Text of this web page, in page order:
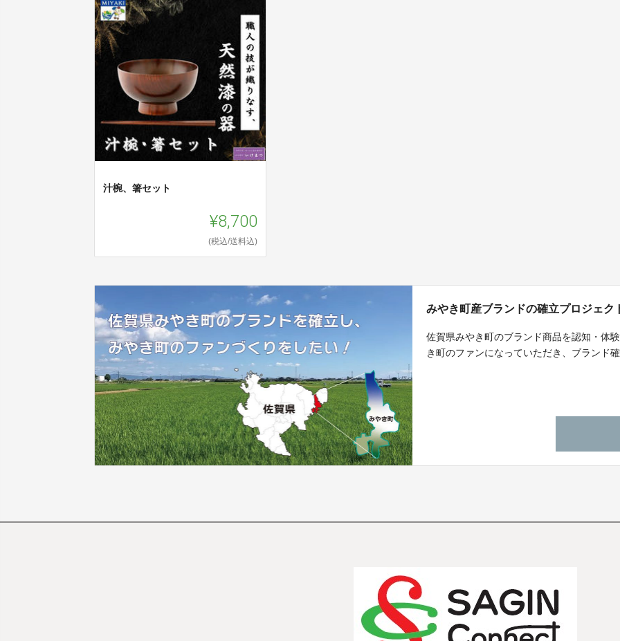
汁椀、箸セット
¥8,700
(税込/送料込)
みやき町産ブランドの確立プロジェク
佐賀県みやき町のブランド商品を認知・体
き町のファンになっていただき、ブランド